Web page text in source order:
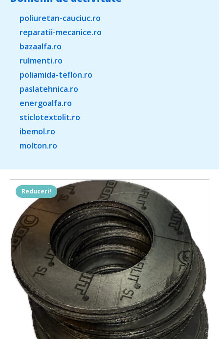
poliuretan-cauciuc.ro
reparatii-mecanice.ro
bazaalfa.ro
rulmenti.ro
poliamida-teflon.ro
paslatehnica.ro
energoalfa.ro
sticlotextolit.ro
ibemol.ro
molton.ro
Reduceri!